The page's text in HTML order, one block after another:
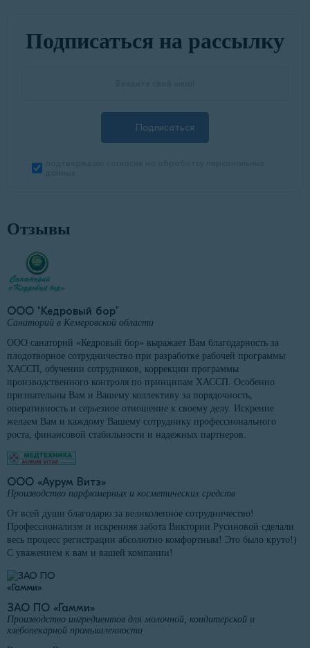
Подписаться на рассылку
Подписаться
Отзывы
ООО "Кедровый бор"
Санаторий в Кемеровской области
ООО санаторий «Кедровый бор» выражает Вам благодарность за
плодотворное сотрудничество при разработке рабочей программы
ХАССП, обучении сотрудников, коррекции программы
производственного контроля по принципам ХАССП. Особенно
признательны Вам и Вашему коллективу за порядочность,
оперативность и серьезное отношение к своему делу. Искренне
желаем Вам и каждому Вашему сотруднику профессионального
роста, финансовой стабильности и надежных партнеров.
ООО «Аурум Витэ»
Производство парфюмерных и косметических средств
От всей души благодарю за великолепное сотрудничество!
Профессионализм и искренняя забота Виктории Русиновой сделали
весь процесс регистрации абсолютно комфортным! Это было круто!)
С уважением к вам и вашей компании!
ЗАО ПО «Гамми»
Производство ингредиентов для молочной, кондитерской и
хлебопекарной промышленности